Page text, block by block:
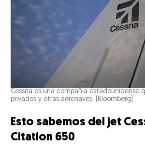
Cessna es una compañía estadounidense
privados y otras aeronaves.
(Bloomberg)
Esto sabemos del jet
Citation 650